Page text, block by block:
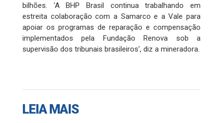
bilhões. 'A BHP Brasil continua trabalhando em
estreita colaboração com a Samarco e a Vale para
apoiar os programas de reparação e compensação
implementados pela Fundação Renova sob a
supervisão dos tribunais brasileiros', diz a mineradora.
LEIA MAIS